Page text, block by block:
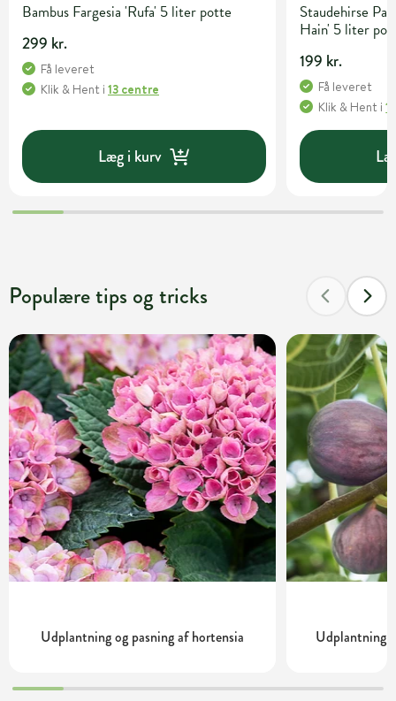
Bambus Fargesia 'Rufa' 5 liter potte
299 kr.
Få leveret
Klik & Hent i 13 centre
Læg i kurv
Staudehirse
Hain' 5 liter
199 kr.
Få leveret
Klik & Hent i
Populære tips og tricks
Udplantning og pasning af hortensia Udplantning